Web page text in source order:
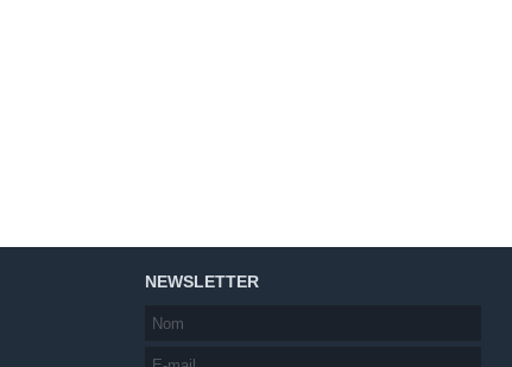
NEWSLETTER